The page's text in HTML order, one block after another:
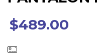
$489.00